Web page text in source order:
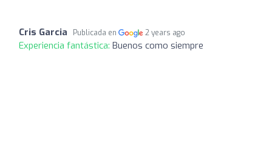
Cris Garcia Publicada en 2 years ago
Experiencia fantástica: Buenos como siempre